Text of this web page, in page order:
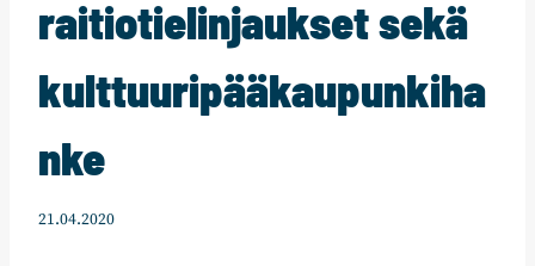
raitiotielinjaukset sekä
kulttuuripääkaupunkiha
nke
21.04.2020